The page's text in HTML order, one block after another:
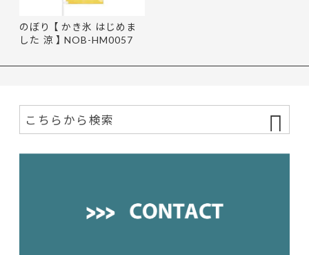
のぼり 【 かき氷 はじめま
した 涼 】 NOB-HM0057